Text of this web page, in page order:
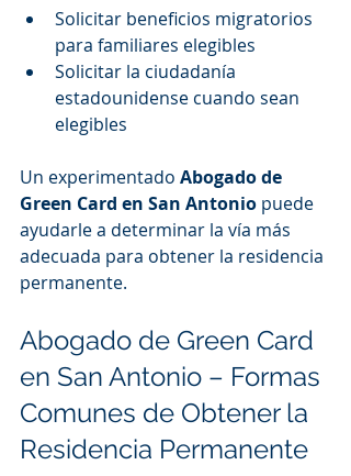
Solicitar beneficios migratorios
para familiares elegibles
Solicitar la ciudadanía
estadounidense cuando sean
elegibles
Un experimentado Abogado de
Green Card en San Antonio puede
ayudarle a determinar la vía más
adecuada para obtener la residencia
permanente.
Abogado de Green Card
en San Antonio – Formas
Comunes de Obtener la
Residencia Permanente